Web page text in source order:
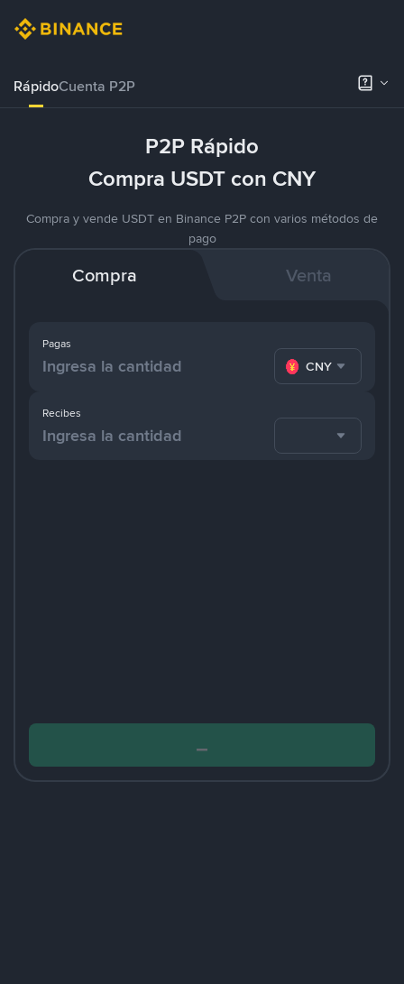
RápidoCuenta P2P
P2P Rápido
Compra USDT con CNY
Compra y vende USDT en Binance P2P con varios métodos de
pago
Compra Venta
Pagas
CNY
Recibes